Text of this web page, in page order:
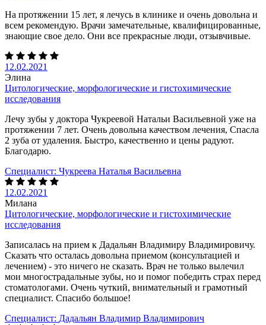
На протяжении 15 лет, я лечусь в клинике и очень довольна и
всем рекомендую. Врачи замечательные, квалифицированные,
знающие свое дело. Они все прекрасные люди, отзывчивые.
12.02.2021
Элина
Цитологические, морфологические и гистохимические
исследования
Лечу зубы у доктора Чукреевой Натальи Васильевной уже на
протяжении 7 лет. Очень довольна качеством лечения, Спасла
2 зуба от удаления. Быстро, качественно и цены радуют.
Благодарю.
Специалист: Чукреева Наталья Васильевна
12.02.2021
Милана
Цитологические, морфологические и гистохимические
исследования
Записалась на прием к Дадальян Владимиру Владимировичу.
Сказать что осталась довольна приемом (консультацией и
лечением) - это ничего не сказать. Врач не только вылечил
мои многострадальные зубы, но и помог победить страх перед
стоматологами. Очень чуткий, внимательный и грамотный
специалист. Спасибо большое!
Специалист: Дадальян Владимир Владимирович